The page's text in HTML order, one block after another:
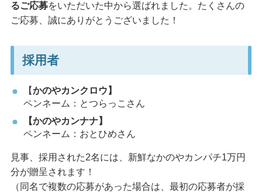
るご応募をいただいた中から選ばれました。たくさんの
ご応募、誠にありがとうございました！
採用者
【かのやカンクロウ】
ペンネーム：とつらっこさん
【かのやカンナナ】
ペンネーム：おとひめさん
見事、採用された2名には、新鮮なかのやカンパチ1万円
分が贈呈されます！
（同名で複数の応募があった場合は、最初の応募者が採